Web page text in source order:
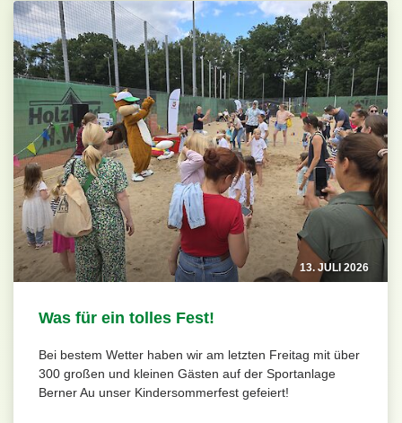
13. JULI 2026
Was für ein tolles Fest!
Bei bestem Wetter haben wir am letzten Freitag mit über
300 großen und kleinen Gästen auf der Sportanlage
Berner Au unser Kindersommerfest gefeiert!